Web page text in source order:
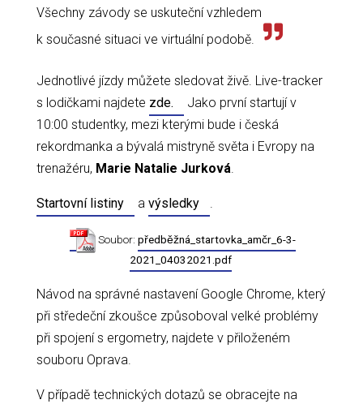
Všechny závody se uskuteční vzhledem
k současné situaci ve virtuální podobě.
Jednotlivé jízdy můžete sledovat živě. Live-tracker
s lodičkami najdete zde.
Jako první startují v
10:00 studentky, mezi kterými bude i česká
rekordmanka a bývalá mistryně světa i Evropy na
trenažéru, Marie Natalie Jurková.
Startovní listiny a výsledky .
Soubor: předběžná_startovka_amčr_6-3-
2021_04032021.pdf
Návod na správné nastavení Google Chrome, který
při středeční zkoušce způsoboval velké problémy
při spojení s ergometry, najdete v přiloženém
souboru Oprava.
V případě technických dotazů se obracejte na